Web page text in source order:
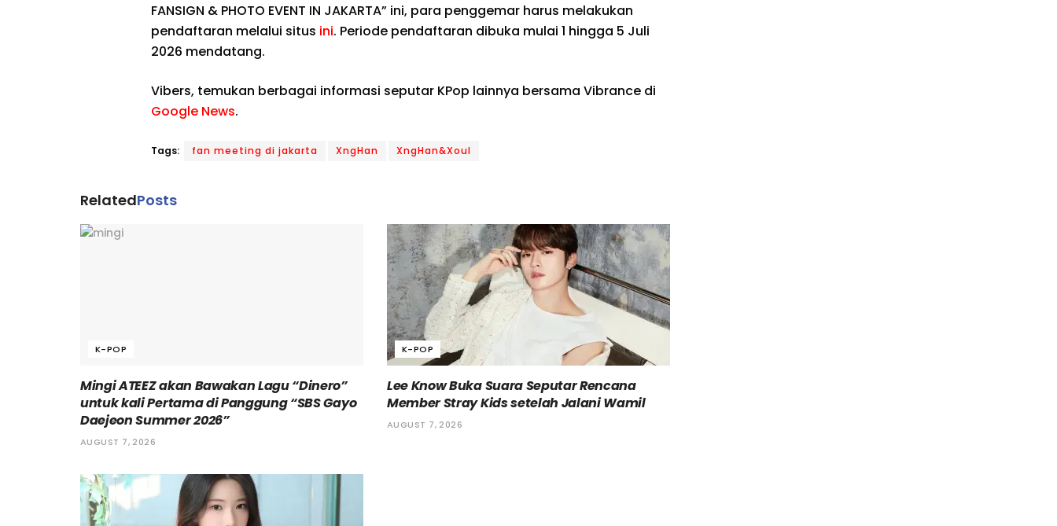
FANSIGN & PHOTO EVENT IN JAKARTA” ini, para penggemar harus melakukan
pendaftaran melalui situs ini. Periode pendaftaran dibuka mulai 1 hingga 5 Juli
2026 mendatang.
Vibers, temukan berbagai informasi seputar KPop lainnya bersama Vibrance di
Google News.
Tags: fan meeting di jakarta XngHan XngHan&Xoul
RelatedPosts
K-POP
Mingi ATEEZ akan Bawakan Lagu “Dinero”
untuk kali Pertama di Panggung “SBS Gayo
Daejeon Summer 2026”
AUGUST 7, 2026
K-POP
Lee Know Buka Suara Seputar Rencana
Member Stray Kids setelah Jalani Wamil
AUGUST 7, 2026